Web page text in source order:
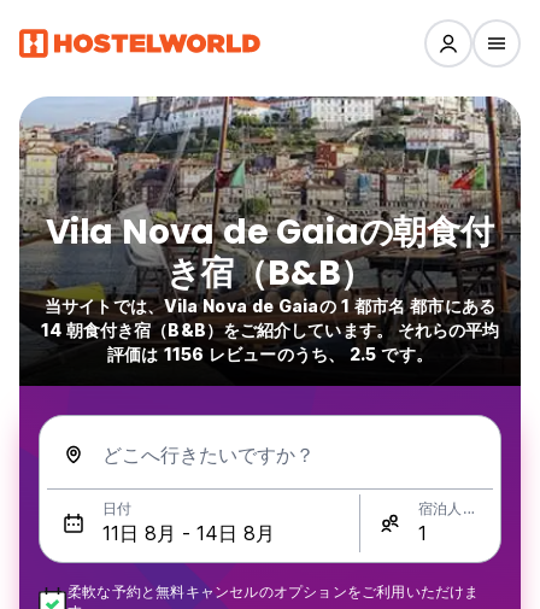
Vila Nova de Gaiaの朝食付
き宿（B&B）
当サイトでは、Vila Nova de Gaiaの 1 都市名 都市にある
14 朝食付き宿（B&B）をご紹介しています。 それらの平均
評価は 1156 レビューのうち、 2.5 です。
どこへ行きたいですか？
日付 宿泊人数
柔軟な予約と無料キャンセルのオプションをご利用いただけま